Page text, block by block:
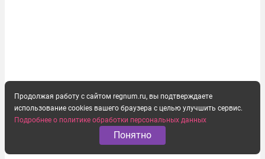
Продолжая работу с сайтом regnum.ru, вы подтверждаете
использование cookies вашего браузера с целью улучшить сервис.
Подробнее о политике обработки персональных данных
Понятно